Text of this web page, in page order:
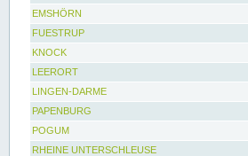
EMSHÖRN
FUESTRUP
KNOCK
LEERORT
LINGEN-DARME
PAPENBURG
POGUM
RHEINE UNTERSCHLEUSE